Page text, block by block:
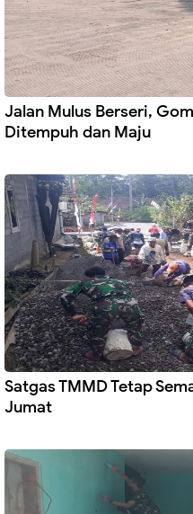
Jalan Mulus Berseri,
Ditempuh dan Maju
Satgas TMMD Tetap
Jumat